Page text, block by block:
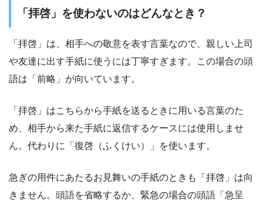
「拝啓」を使わないのはどんなとき？
「拝啓」は、相手への敬意を表す言葉なので、親しい上司
や友達に出す手紙に使うには丁寧すぎます。この場合の頭
語は「前略」が向いています。
「拝啓」はこちらから手紙を送るときに用いる言葉のた
め、相手から来た手紙に返信するケースには使用しませ
ん。代わりに「復啓（ふくけい）」を使います。
急ぎの用件にあたるお見舞いの手紙のときも「拝啓」は向
きません。頭語を省略するか、緊急の場合の頭語「急呈